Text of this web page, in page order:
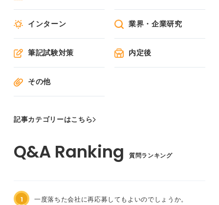
インターン 業界・企業研究
筆記試験対策 内定後
その他
記事カテゴリーはこちら
質問ランキング
1 一度落ちた会社に再応募してもよいのでしょうか。